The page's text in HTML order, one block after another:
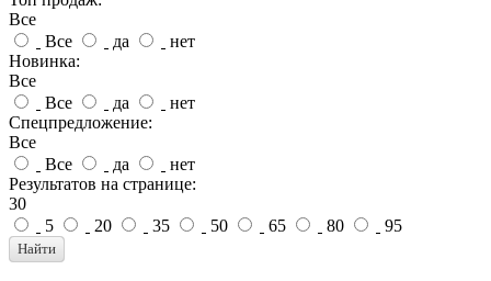
Все
Все
да
нет
Новинка:
Все
Все
да
нет
Спецпредложение:
Все
Все
да
нет
Результатов на странице:
30
5
20 35 50 65 80 95
Найти